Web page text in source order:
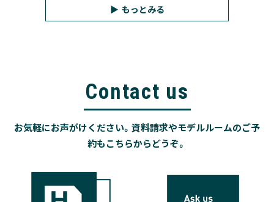
もっとみる
Contact us
お気軽にお声がけください。資料請求やモデルルームのご予
約もこちらからどうぞ。